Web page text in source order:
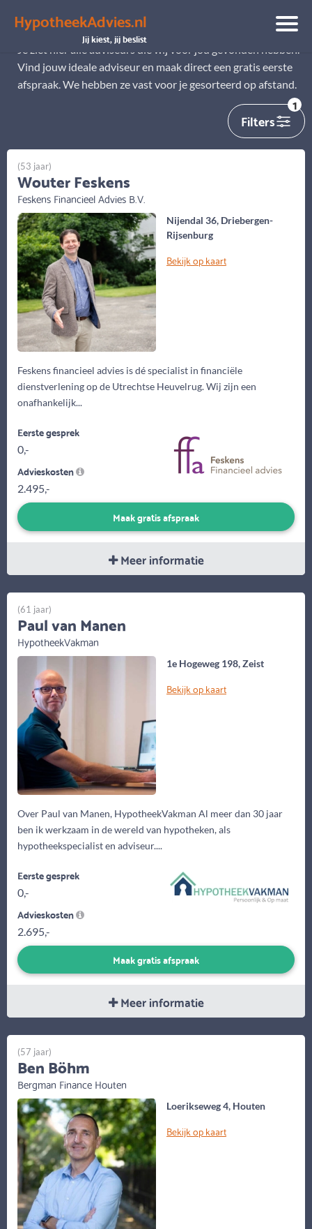
HypotheekAdvies.nl
Jij kiest, jij beslist
Alle adviseurs
Je ziet hier alle adviseurs die wij voor jou gevonden hebben.
Vind jouw ideale adviseur en maak direct een gratis eerste
afspraak. We hebben ze vast voor je gesorteerd op afstand.
Filters
1
Nijendal 36, Driebergen-
Rijsenburg
Bekijk op kaart
Feskens financieel advies is dé specialist in financiële
dienstverlening op de Utrechtse Heuvelrug. Wij zijn een
onafhankelijk...
(53 jaar)
Wouter Feskens
Feskens Financieel Advies B.V.
Eerste gesprek
0,-
Advieskosten
2.495,-
Maak gratis afspraak
Meer informatie
1e Hogeweg 198, Zeist
Bekijk op kaart
Over Paul van Manen, HypotheekVakman Al meer dan 30 jaar
ben ik werkzaam in de wereld van hypotheken, als
hypotheekspecialist en adviseur....
(61 jaar)
Paul van Manen
HypotheekVakman
Eerste gesprek
0,-
Advieskosten
2.695,-
Maak gratis afspraak
Meer informatie
Loerikseweg 4, Houten
Bekijk op kaart
(57 jaar)
Ben Böhm
Bergman Finance Houten